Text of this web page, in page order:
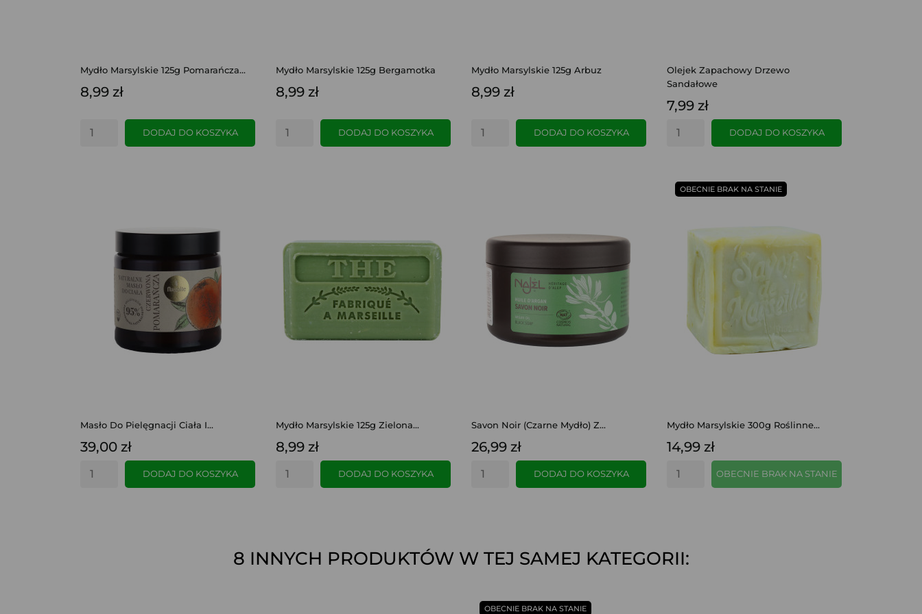
Mydło Marsylskie 125g Pomarańcza...
8,99 zł
DODAJ DO KOSZYKA
Mydło Marsylskie 125g Bergamotka
8,99 zł
DODAJ DO KOSZYKA
Mydło Marsylskie 125g Arbuz
8,99 zł
DODAJ DO KOSZYKA
Olejek Zapachowy Drzewo
Sandałowe
7,99 zł
DODAJ DO KOSZYKA
SZYBKI PODGLĄD
Masło Do Pielęgnacji Ciała I...
39,00 zł
DODAJ DO KOSZYKA
SZYBKI PODGLĄD
Mydło Marsylskie 125g Zielona...
8,99 zł
DODAJ DO KOSZYKA
SZYBKI PODGLĄD
Savon Noir (czarne Mydło) Z...
26,99 zł
DODAJ DO KOSZYKA
SZYBKI PODGLĄD
Mydło Marsylskie 300g Roślinne...
14,99 zł
OBECNIE BRAK NA STANIE
OBECNIE BRAK NA STANIE
8 INNYCH PRODUKTÓW W TEJ SAMEJ KATEGORII:
SZYBKI PODGLĄD SZYBKI PODGLĄD
OBECNIE BRAK NA STANIE